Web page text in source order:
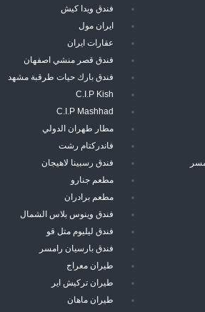
فندق ويدا كيش
ايران مول
عقارات ايران
فندق قصر منشي اصفهان
فندق بارك حيات طرقبة مشهد
C.I.P Kish
C.I.P Mashhad
مطار طهران الدولي
فاندركتام رشت
فندق رسبينا لاهيجان
مطعم جنارو
مطعم برادران
فندق وينوس بلاس الشمال
فندق ليليوم متل قو
فندق بارسيان رامسر
طيران معراج
طيران تركيش اير
طيران ماهان